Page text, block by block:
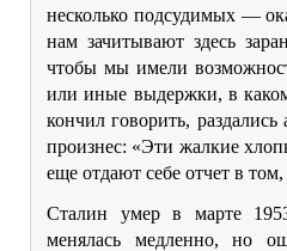
несколько подсудимых —
нам зачитывают здесь
чтобы мы имели
или иные выдержки, в
кончил говорить,
произнес: «Эти жалкие
еще отдают себе отчет в
Сталин умер в марте
менялась медленно, но